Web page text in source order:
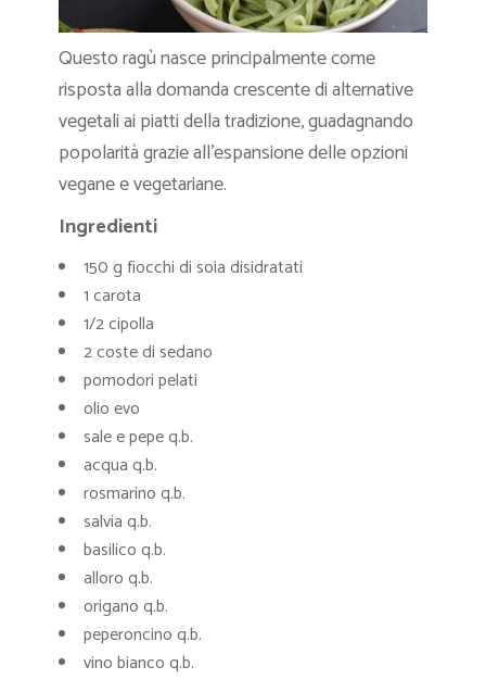
Questo ragù nasce principalmente come
risposta alla domanda crescente di alternative
vegetali ai piatti della tradizione, guadagnando
popolarità grazie all’espansione delle opzioni
vegane e vegetariane.
Ingredienti
150 g fiocchi di soia disidratati
1 carota
1/2 cipolla
2 coste di sedano
pomodori pelati
olio evo
sale e pepe q.b.
acqua q.b.
rosmarino q.b.
salvia q.b.
basilico q.b.
alloro q.b.
origano q.b.
peperoncino q.b.
vino bianco q.b.